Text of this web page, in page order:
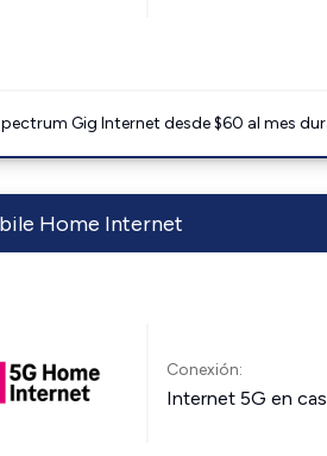
Gig Internet desde $60 al mes
Home Internet
Conexión:
Internet 5G en